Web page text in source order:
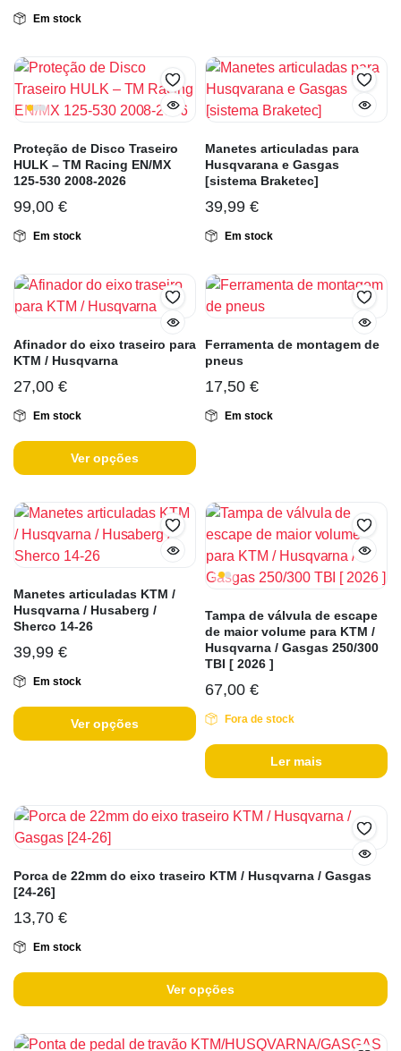
Em stock
Proteção de Disco Traseiro
HULK – TM Racing EN/MX
125-530 2008-2026
99,00 €
Em stock
Manetes articuladas para
Husqvarana e Gasgas
[sistema Braketec]
39,99 €
Em stock
Afinador do eixo traseiro para
KTM / Husqvarna
27,00 €
Em stock
Ver opções
Ferramenta de montagem de
pneus
17,50 €
Em stock
Manetes articuladas KTM /
Husqvarna / Husaberg /
Sherco 14-26
39,99 €
Em stock
Ver opções
Tampa de válvula de escape
de maior volume para KTM /
Husqvarna / Gasgas 250/300
TBI [ 2026 ]
67,00 €
Fora de stock
Ler mais
Porca de 22mm do eixo traseiro KTM / Husqvarna / Gasgas
[24-26]
13,70 €
Em stock
Ver opções